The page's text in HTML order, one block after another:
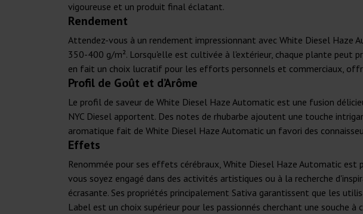
vigoureuse et un produit final éclatant.
Rendement
Attendez-vous à un rendement impressionnant avec White Diesel Haze
350-400 g/m². Lorsqu'elle est cultivée à l'extérieur, chaque plante peut
en fait un choix lucratif pour les efforts personnels et commerciaux,
Profil de Goût et d’Arôme
Le profil de saveur de White Diesel Haze Automatic est une fusion
NYC Diesel apportent. Des notes de rhubarbe ajoutent une touche
aromatique fait de White Diesel Haze Automatic un favori des
Effets
Renommée pour ses effets cérébraux, White Diesel Haze Automatic
vous soyez engagé dans des activités artistiques ou à la recherche
écrasante. Ses propriétés principalement Sativa garantissent que les
Label est un choix supérieur pour les passionnés cherchant une souche